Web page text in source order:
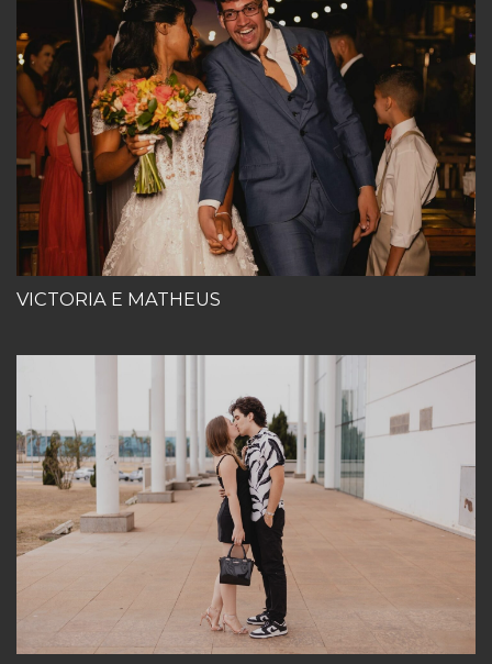
VICTORIA E MATHEUS